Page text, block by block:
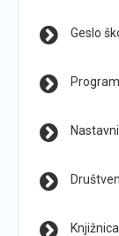
Geslo
Knjižnica